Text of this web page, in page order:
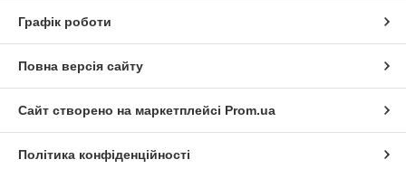
Графік роботи
Повна версія сайту
Сайт створено на маркетплейсі Prom.ua
Політика конфіденційності